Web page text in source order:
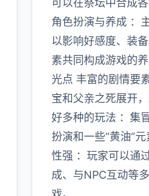
可以在祭坛中合成各
角色扮演与养成 ：
以影响好感度、装
素共同构成游戏的
光点 丰富的剧情要
宝和父亲之死展开，
好多种的玩法 ：集
扮演和一些“黄油”
性强 ：玩家可以通
成、与NPC互动等